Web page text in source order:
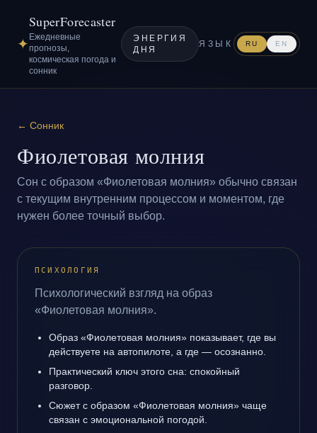
✦
SuperForecaster
Ежедневные
прогнозы,
космическая погода и
сонник
ЭНЕРГИЯ
ДНЯ
ЯЗЫК RU EN
← Сонник
Фиолетовая молния
Сон с образом «Фиолетовая молния» обычно связан
с текущим внутренним процессом и моментом, где
нужен более точный выбор.
ПСИХОЛОГИЯ
Психологический взгляд на образ
«Фиолетовая молния».
Образ «Фиолетовая молния» показывает, где вы
действуете на автопилоте, а где — осознанно.
Практический ключ этого сна: спокойный
разговор.
Сюжет с образом «Фиолетовая молния» чаще
связан с эмоциональной погодой.